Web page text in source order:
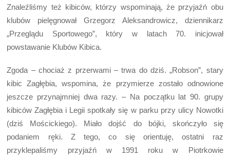
Znaleźliśmy też kibiców, którzy wspominają, że przyjaźń obu
klubów pielęgnował Grzegorz Aleksandrowicz, dziennikarz
„Przeglądu Sportowego”, który w latach 70. inicjował
powstawanie Klubów Kibica.
Zgoda – chociaż z przerwami – trwa do dziś. „Robson”, stary
kibic Zagłębia, wspomina, że przymierze zostało odnowione
jeszcze przynajmniej dwa razy. – Na początku lat 90. grupy
kibiców Zagłębia i Legii spotkały się w parku przy ulicy Nowotki
(dziś Mościckiego). Miało dojść do bójki, skończyło się
podaniem ręki. Z tego, co się orientuję, ostatni raz
przyklepaliśmy przyjaźń w 1991 roku w Piotrkowie